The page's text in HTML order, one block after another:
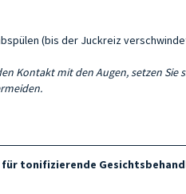
(bis der Juckreiz
Kontakt mit den Augen, setzen
tonifizierende